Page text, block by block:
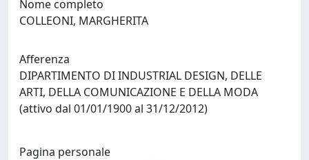
Nome completo
COLLEONI, MARGHERITA
Afferenza
DIPARTIMENTO DI INDUSTRIAL DESIGN, DELLE
ARTI, DELLA COMUNICAZIONE E DELLA MODA
(attivo dal 01/01/1900 al 31/12/2012)
Pagina personale